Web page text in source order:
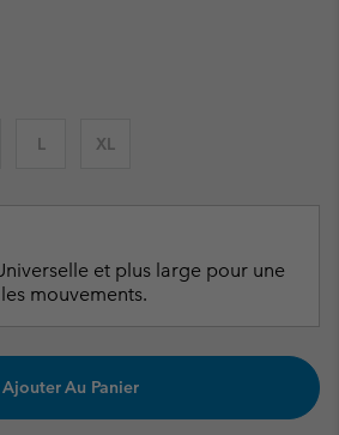
L XL
et plus large pour une
mouvements.
Ajouter Au Panier